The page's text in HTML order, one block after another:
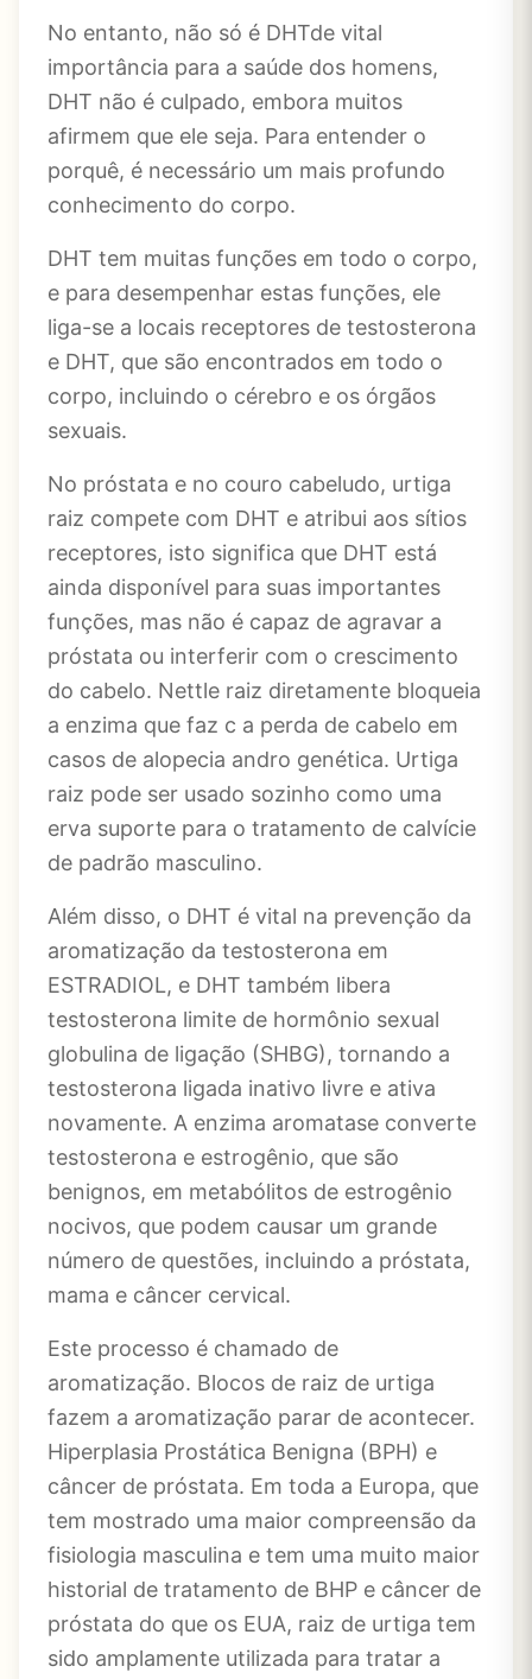
No entanto, não só é DHTde vital
importância para a saúde dos homens,
DHT não é culpado, embora muitos
afirmem que ele seja. Para entender o
porquê, é necessário um mais profundo
conhecimento do corpo.
DHT tem muitas funções em todo o corpo,
e para desempenhar estas funções, ele
liga-se a locais receptores de testosterona
e DHT, que são encontrados em todo o
corpo, incluindo o cérebro e os órgãos
sexuais.
No próstata e no couro cabeludo, urtiga
raiz compete com DHT e atribui aos sítios
receptores, isto significa que DHT está
ainda disponível para suas importantes
funções, mas não é capaz de agravar a
próstata ou interferir com o crescimento
do cabelo. Nettle raiz diretamente bloqueia
a enzima que faz c a perda de cabelo em
casos de alopecia andro genética. Urtiga
raiz pode ser usado sozinho como uma
erva suporte para o tratamento de calvície
de padrão masculino.
Além disso, o DHT é vital na prevenção da
aromatização da testosterona em
ESTRADIOL, e DHT também libera
testosterona limite de hormônio sexual
globulina de ligação (SHBG), tornando a
testosterona ligada inativo livre e ativa
novamente. A enzima aromatase converte
testosterona e estrogênio, que são
benignos, em metabólitos de estrogênio
nocivos, que podem causar um grande
número de questões, incluindo a próstata,
mama e câncer cervical.
Este processo é chamado de
aromatização. Blocos de raiz de urtiga
fazem a aromatização parar de acontecer.
Hiperplasia Prostática Benigna (BPH) e
câncer de próstata. Em toda a Europa, que
tem mostrado uma maior compreensão da
fisiologia masculina e tem uma muito maior
historial de tratamento de BHP e câncer de
próstata do que os EUA, raiz de urtiga tem
sido amplamente utilizada para tratar a